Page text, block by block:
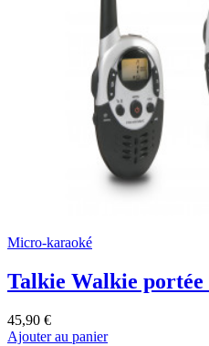
Micro-karaoké
Talkie Walkie
45,90 €
Ajouter au panier